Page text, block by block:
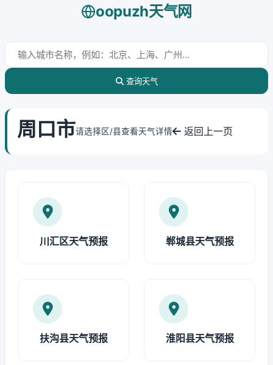
oopuzh天气网
查询天气
周口市请选择区/县查看天气详情 返回上一页
川汇区天气预报 郸城县天气预报
扶沟县天气预报 淮阳县天气预报